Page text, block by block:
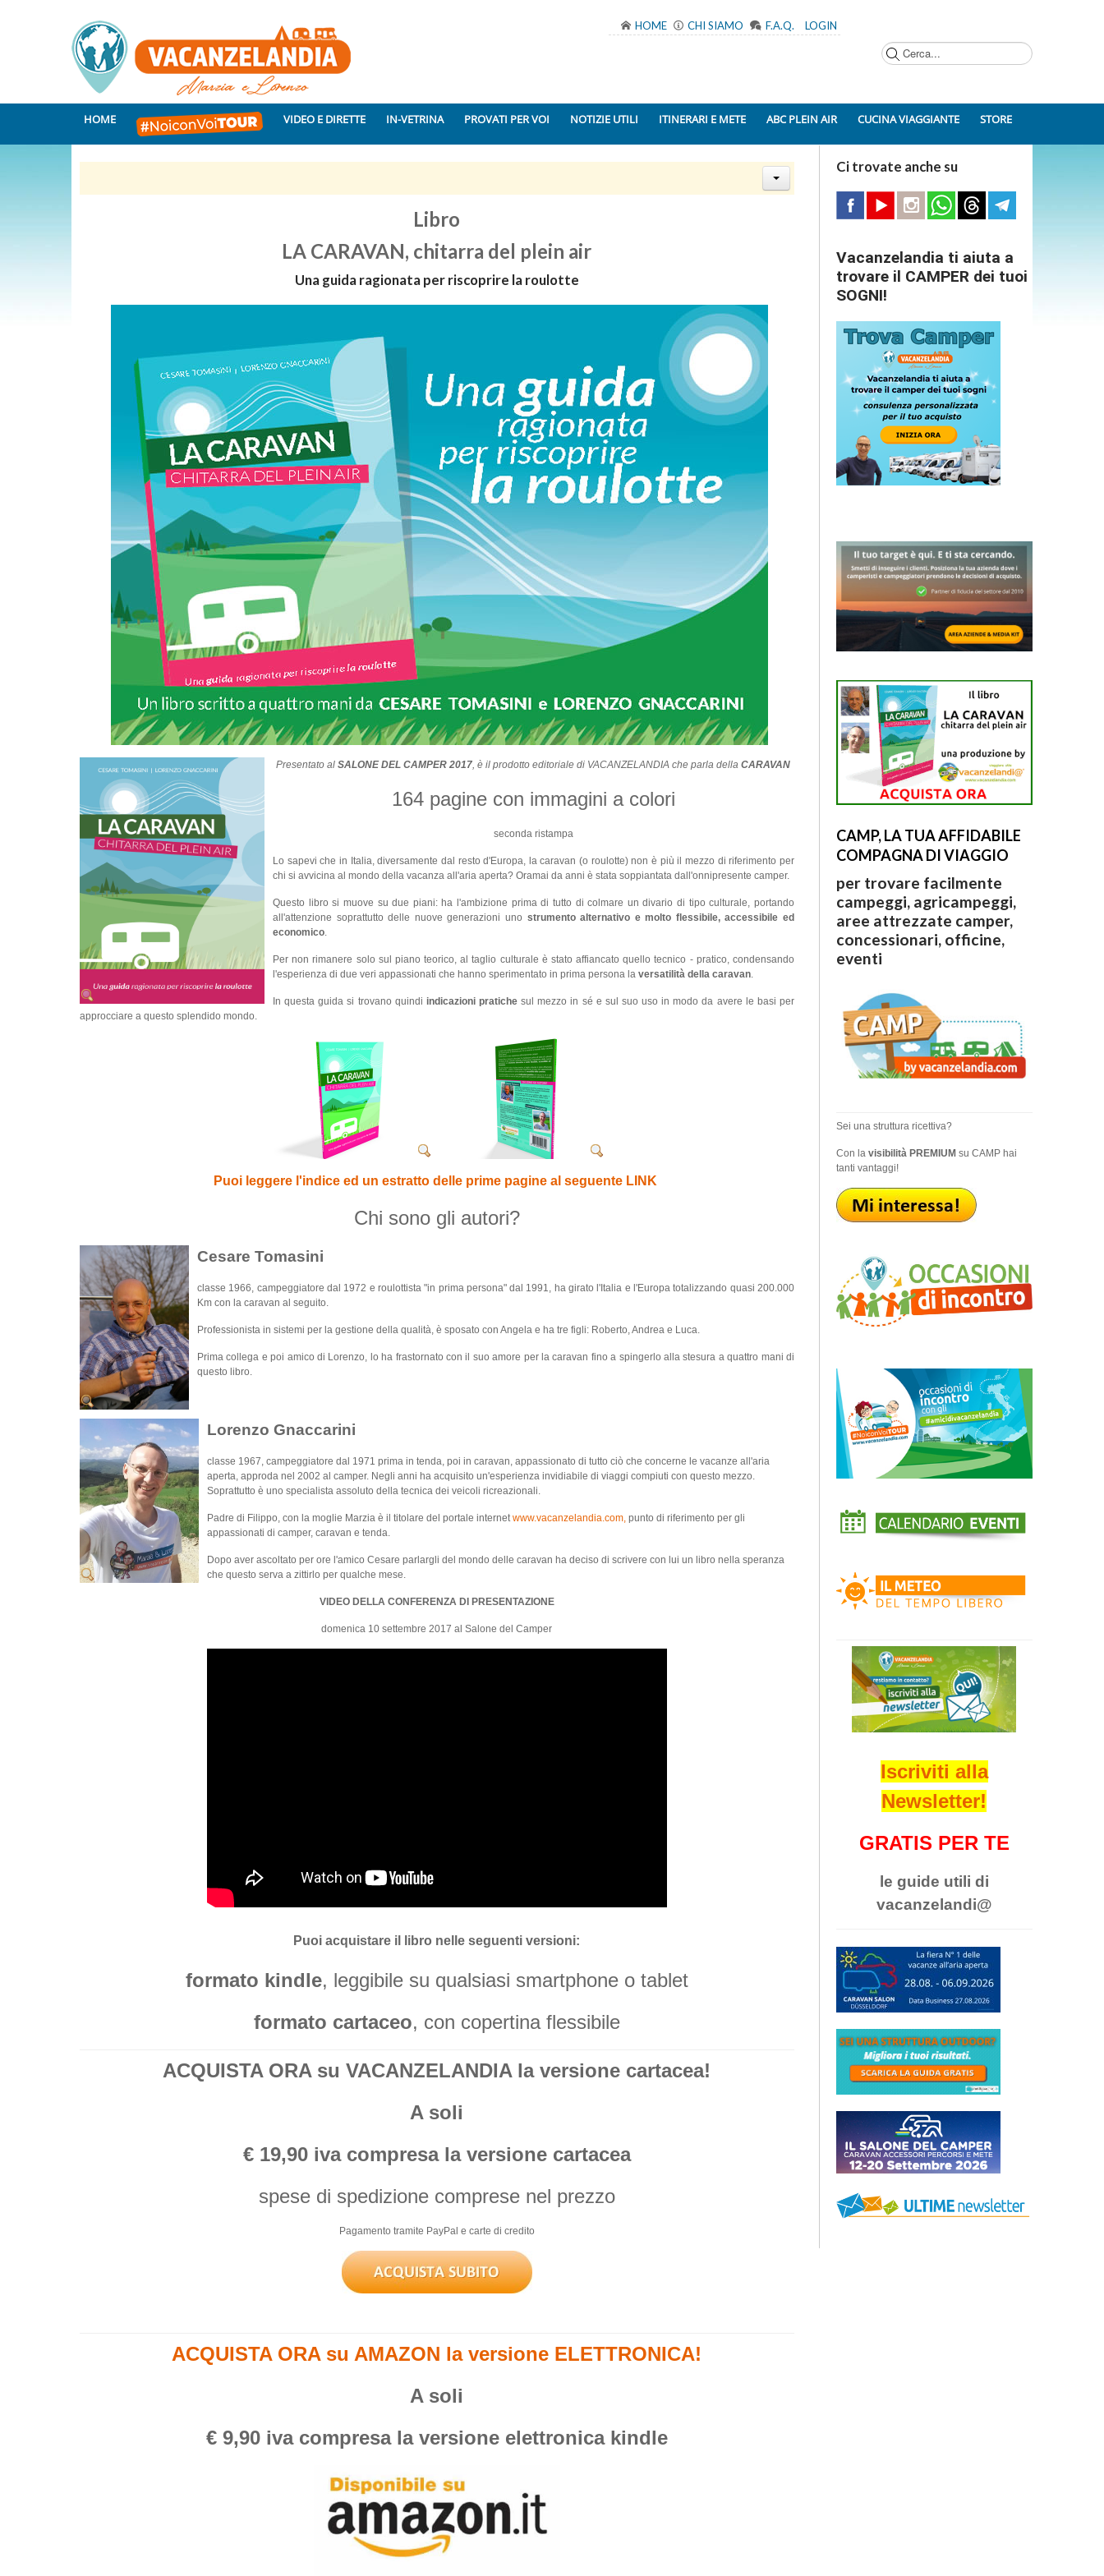
HOME CHI SIAMO F.A.Q. LOGIN
HOME VIDEO E DIRETTE IN-VETRINA PROVATI PER VOI NOTIZIE UTILI ITINERARI E METE ABC PLEIN AIR CUCINA VIAGGIANTE STORE
Libro
LA CARAVAN, chitarra del plein air
Una guida ragionata per riscoprire la roulotte
Presentato alSALONE DEL CAMPER 2017, è il prodotto editoriale di VACANZELANDIA che parla dellaCARAVAN
164 pagine con immagini a colori
seconda ristampa
Lo sapevi che in Italia, diversamente dal resto d'Europa, la caravan (o roulotte) non è più il mezzo di riferimento per
chi si avvicina al mondo della vacanza all'aria aperta? Oramai da anni è stata soppiantata dall'onnipresente camper.
Questo libro si muove su due piani: ha l'ambizione prima di tutto di colmare un divario di tipo culturale, portando
all'attenzione soprattutto delle nuove generazioni uno strumento alternativo e molto flessibile, accessibile ed
economico.
Per non rimanere solo sul piano teorico, al taglio culturale è stato affiancato quello tecnico - pratico, condensando
l'esperienza di due veri appassionati che hanno sperimentato in prima persona la versatilità della caravan.
In questa guida si trovano quindi indicazioni pratichesul mezzo in sé e sul suo uso in modo da avere le basi per
approcciare a questo splendido mondo.
Puoi leggere l'indice ed un estratto delle prime pagine al seguente LINK
Chi sono gli autori?
Cesare Tomasini
classe 1966, campeggiatore dal 1972 e roulottista "in prima persona" dal 1991, ha girato l'Italia e l'Europa totalizzando quasi 200.000
Km con la caravan al seguito.
Professionista in sistemi per la gestione della qualità, è sposato con Angela e ha tre figli: Roberto, Andrea e Luca.
Prima collega e poi amico di Lorenzo, lo ha frastornato con il suo amore per la caravan fino a spingerlo alla stesura a quattro mani di
questo libro.
Lorenzo Gnaccarini
classe 1967, campeggiatore dal 1971 prima in tenda, poi in caravan, appassionato di tutto ciò che concerne le vacanze all'aria
aperta, approda nel 2002 al camper. Negli anni ha acquisito un'esperienza invidiabile di viaggi compiuti con questo mezzo.
Soprattutto è uno specialista assoluto della tecnica dei veicoli ricreazionali.
Padre di Filippo, con la moglie Marzia è il titolare del portale internetwww.vacanzelandia.com, punto di riferimento per gli
appassionati di camper, caravan e tenda.
Dopo aver ascoltato per ore l'amico Cesare parlargli del mondo delle caravan ha deciso di scrivere con lui un libro nella speranza
che questo serva a zittirlo per qualche mese.
VIDEO DELLA CONFERENZA DI PRESENTAZIONE
domenica 10 settembre 2017 al Salone del Camper
Puoi acquistare il libro nelle seguenti versioni:
formato kindle, leggibile su qualsiasi smartphone o tablet
formato cartaceo, con copertina flessibile
ACQUISTA ORA su VACANZELANDIA la versione cartacea!
A soli
€ 19,90 iva compresa la versione cartacea
spese di spedizione comprese nel prezzo
Pagamento tramite PayPal e carte di credito
ACQUISTA ORA su AMAZON la versione ELETTRONICA!
A soli
€ 9,90 iva compresa la versione elettronica kindle
Ci trovate anche su
Vacanzelandia ti aiuta a
trovare il CAMPER dei tuoi
SOGNI!
CAMP, LA TUA AFFIDABILE
COMPAGNA DI VIAGGIO
per trovare facilmente
campeggi, agricampeggi,
aree attrezzate camper,
concessionari, officine,
eventi
Sei una struttura ricettiva?
Con la visibilità PREMIUMsu CAMP hai
tanti vantaggi!
Iscriviti alla
Newsletter!
GRATIS PER TE
le guide utili di
vacanzelandi@